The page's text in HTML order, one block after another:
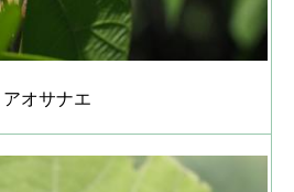
アオサナエ